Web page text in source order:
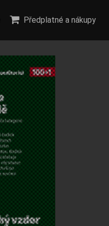
Předplatné a nákupy